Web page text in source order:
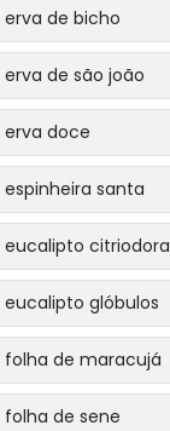
de bicho
de são joão
doce
santa
citriodora
glóbulos
de maracujá
de sene